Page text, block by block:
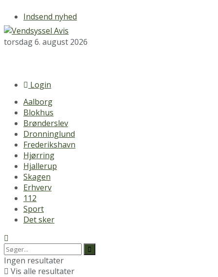
Indsend nyhed
torsdag 6. august 2026
Login
Aalborg
Blokhus
Brønderslev
Dronninglund
Frederikshavn
Hjørring
Hjallerup
Skagen
Erhverv
112
Sport
Det sker
Ingen resultater
Vis alle resultater